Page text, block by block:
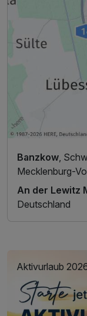
Banzkow,
Mecklenburg-
An der Lewitz
Deutschland
Aktivurlaub